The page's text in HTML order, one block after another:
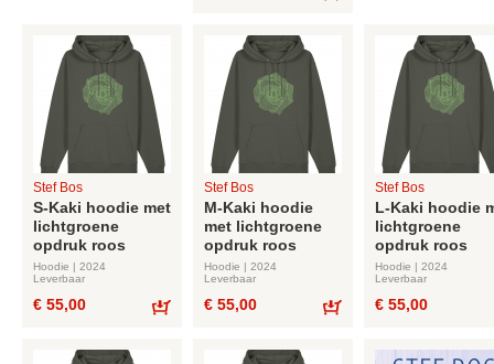
Stef Bos
S-Kaki hoodie met
lichtgroene
opdruk roos
Hoodie | 2024
Leverbaar
€ 55,00
Stef Bos
M-Kaki hoodie
met lichtgroene
opdruk roos
Hoodie | 2024
Leverbaar
€ 55,00
Stef Bos
L-Kaki hoodie
lichtgroene
opdruk roos
Hoodie | 2024
Leverbaar
€ 55,00